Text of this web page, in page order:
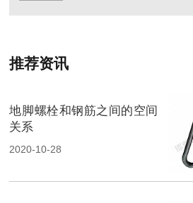
推荐资讯
地脚螺栓和钢筋之间的空间
关系
2020-10-28